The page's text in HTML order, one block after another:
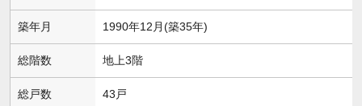
築年月 1990年12月(築35年)
総階数 地上3階
総戸数 43戸